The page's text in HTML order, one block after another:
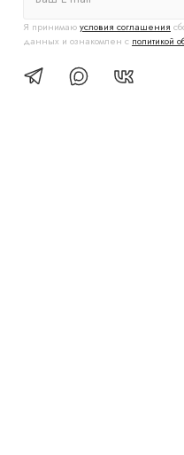
Я принимаюусловия соглашения
данных и ознакомлен с политикой